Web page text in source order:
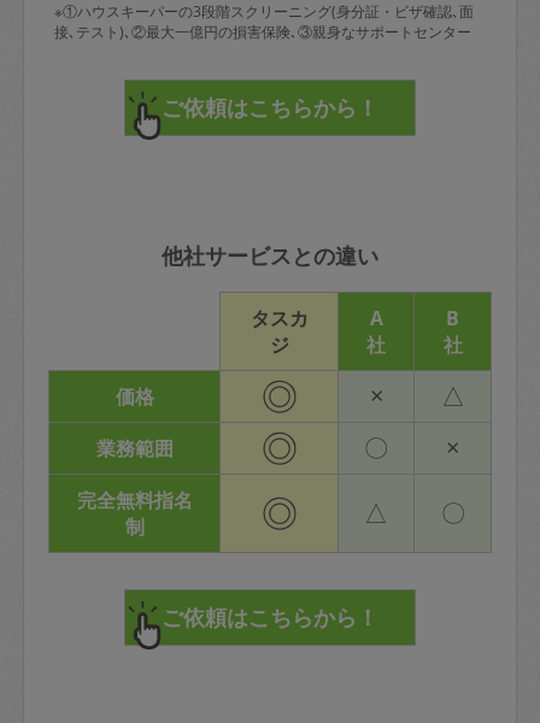
※①ハウスキーパーの3段階スクリーニング(身分証・ビザ確認､面
接､テスト)､②最大一億円の損害保険､③親身なサポートセンター
他社サービスとの違い
タスカ
ジ
A
社
B
社
価格
◎ × △
業務範囲 ◎ 〇 ×
完全無料指名
制
◎ △ 〇